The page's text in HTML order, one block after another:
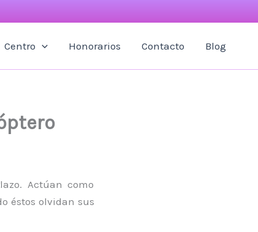
Centro Honorarios Contacto Blog
Actúan como
éstos olvidan sus